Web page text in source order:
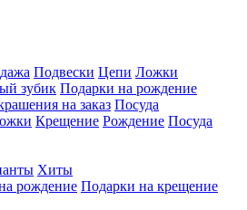
Подвески Цепи Ложки
зубик Подарки на рождение
на заказ Посуда
Крещение Рождение Посуда
Хиты
рождение Подарки на крещение